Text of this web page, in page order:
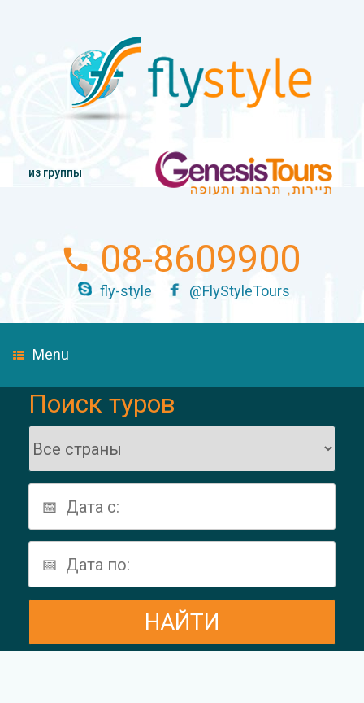
из группы
08-8609900
fly-style @FlyStyleTours
Menu
Поиск туров